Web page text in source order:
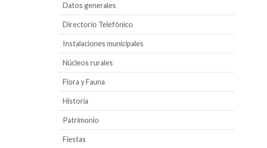
Datos generales
Directorio Telefónico
Instalaciones municipales
Núcleos rurales
Flora y Fauna
Historia
Patrimonio
Fiestas